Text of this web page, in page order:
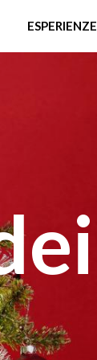
ESPERIENZE